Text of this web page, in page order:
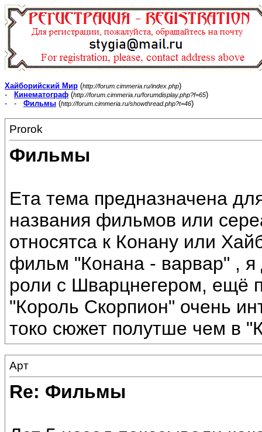
Хайборийский Мир (http://forum.cimmeria.ru/index.php)
-
Кинематограф (http://forum.cimmeria.ru/forumdisplay.php?f=65)
- - Фильмы (http://forum.cimmeria.ru/showthread.php?t=46)
Prorok
Фильмы
Ета тема предназначена
названия фильмов или
относятса к Конану или
фильм "Конана - варвар" , я
роли с Шварцнегером, ещё
"Король Скорпион" очень
токо сюжет полутше чем в
Арт
Re: Фильмы